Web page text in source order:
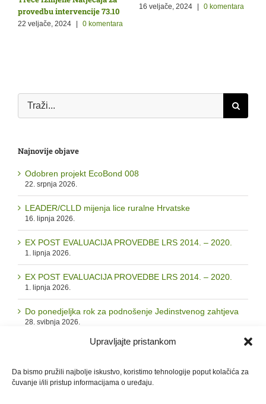
Upravljajte pristankom
Da bismo pružili najbolje iskustvo, koristimo tehnologije poput kolačića za
čuvanje i/ili pristup informacijama o uređaju.
provedbu intervencije 73.10
22 veljače, 2024 0 komentara
16 veljače, 2024 | 0 komentara
Traži...
Najnovije objave
Odobren projekt EcoBond 008
22. srpnja 2026.
LEADER/CLLD mijenja lice ruralne Hrvatske
16. lipnja 2026.
EX POST EVALUACIJA PROVEDBE LRS 2014. – 2020.
1. lipnja 2026.
EX POST EVALUACIJA PROVEDBE LRS 2014. – 2020.
1. lipnja 2026.
Do ponedjeljka rok za podnošenje Jedinstvenog zahtjeva
28. svibnja 2026.
Arhiva